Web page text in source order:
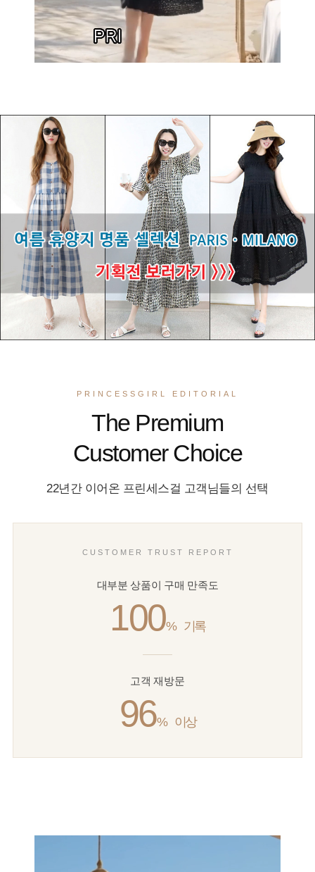
PRINCESSGIRL EDITORIAL
The Premium
Customer Choice
22년간 이어온 프린세스걸 고객님들의 선택
CUSTOMER TRUST REPORT
대부분 상품이 구매 만족도
100% 기록
고객 재방문
96% 이상